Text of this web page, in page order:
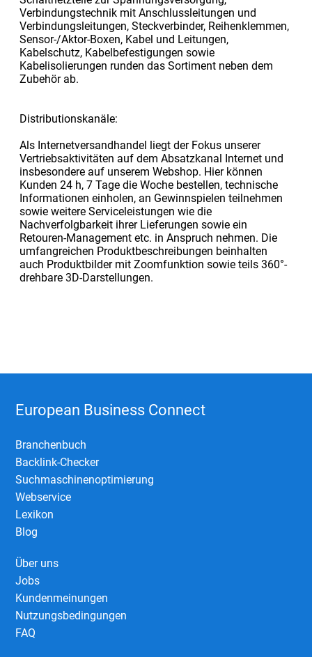
Verbindungstechnik mit Anschlussleitungen und
Verbindungsleitungen, Steckverbinder, Reihenklemmen,
Sensor-/Aktor-Boxen, Kabel und Leitungen,
Kabelschutz, Kabelbefestigungen sowie
Kabelisolierungen runden das Sortiment neben dem
Zubehör ab.
Distributionskanäle:
Als Internetversandhandel liegt der Fokus unserer
Vertriebsaktivitäten auf dem Absatzkanal Internet und
insbesondere auf unserem Webshop. Hier können
Kunden 24 h, 7 Tage die Woche bestellen, technische
Informationen einholen, an Gewinnspielen teilnehmen
sowie weitere Serviceleistungen wie die
Nachverfolgbarkeit ihrer Lieferungen sowie ein
Retouren-Management etc. in Anspruch nehmen. Die
umfangreichen Produktbeschreibungen beinhalten
auch Produktbilder mit Zoomfunktion sowie teils 360°-
drehbare 3D-Darstellungen.
European Business Connect
Branchenbuch
Backlink-Checker
Suchmaschinenoptimierung
Webservice
Lexikon
Blog
Über uns
Jobs
Kundenmeinungen
Nutzungsbedingungen
FAQ